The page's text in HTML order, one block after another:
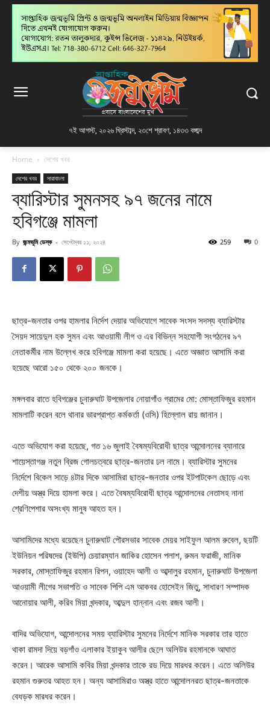
৭ই আগস্ট, ২০২৬ খ্রিস্টাব্দ, ২৩শে শ্রাবণ, ১৪৩৩ বঙ্গাব্দ
Home দেশের খবর
দেশের খবর সারাবাংলা
ব্যারিস্টার সুমনসহ ৯৭ জনের নামে
হবিগঞ্জে মামলা
By জন্মভূমি ডেস্ক - সেপ্টেম্বর ১১, ২০২৪ 0
259
ছাত্র-জনতার ওপর হামলার নির্দেশ দেয়ার অভিযোগে সাবেক সংসদ সদস্য ব্যারিস্টার
সৈয়দ সায়েদুল হক সুমন এবং আওয়ামী লীগ ও এর বিভিন্ন সহযোগী সংগঠনের ৯৭
নেতাকর্মীর নাম উল্লেখ করে হবিগঞ্জে মামলা করা হয়েছে। এতে অজ্ঞাত আসামি করা
হয়েছে আরো ১৫০ থেকে ২০০ জনকে।
মঙ্গলবার রাতে হবিগঞ্জের চুনারুঘাট উপজেলার নোয়াগাঁও গ্রামের মো: মোস্তাফিজুর রহমান
মামলাটি করেন বলে থানার ভারপ্রাপ্ত কর্মকর্তা (ওসি) হিল্লোল রায় জানান।
এতে অভিযোগ করা হয়েছে, গত ১৬ জুলাই বৈষম্যবিরোধী ছাত্র আন্দোলনের ব্যানারে
শায়েস্তাগঞ্জ নতুন ব্রিজ গোলচত্বরে ছাত্র-জনতার ঢল নামে। ব্যারিস্টার সুমনের
নির্দেশে বিকেল সাড়ে ৪টার দিকে আসামিরা ছাত্র-জনতার ওপর ইটপাটকেল ছোড়ে এবং
দেশীয় অস্ত্র দিয়ে হামলা করে। এতে বৈষম্যবিরোধী ছাত্র আন্দোলনের নেতাসহ নানা
শ্রেণিপেশার অসংখ্য মানুষ আহত হন।
আসামিদের মধ্যে রয়েছেন চুনারুঘাট পৌরসভার সাবেক মেয়র সাইফুল আলম রুবেল, ছয়টি
ইউনিয়ন পরিষদের (ইউপি) চেয়ারম্যান জাকির হোসেন পলাশ, রুমন ফরাজী, মানিক
সরকার, মোস্তাফিজুর রহমান রিপন, ওয়াহেদ আলী ও আব্দালুর রহমান, চুনারুঘাট উপজেলা
আওয়ামী লীগের সভাপতি ও সাবেক পিপি এম আকবর হোসেইন জিতু, সাধারণ সম্পাদক
আনোয়ার আলী, করিব মিয়া খন্দকার, আব্দুল হান্নান এবং রজব আলী।
বাদির অভিযোগ, আন্দোলনের সময় ব্যারিস্টার সুমনের নির্দেশে মানিক সরকার তার হাতে
থাকা রামদা দিয়ে বড়গাঁও এলাকার ইয়াকুব আলীর ছেলে অলিউর রহমানকে আঘাত
করেন। আরেক আসামি কবির মিয়া খন্দকার তাকে রড দিয়ে মারধর করেন। এতে অলিউর
রহমান গুরুতর আহত হন। অন্য আসামিরাও অস্ত্র হাতে আন্দোলনরত ছাত্র-জনতাকে
বেধড়ক মারধর করেন।